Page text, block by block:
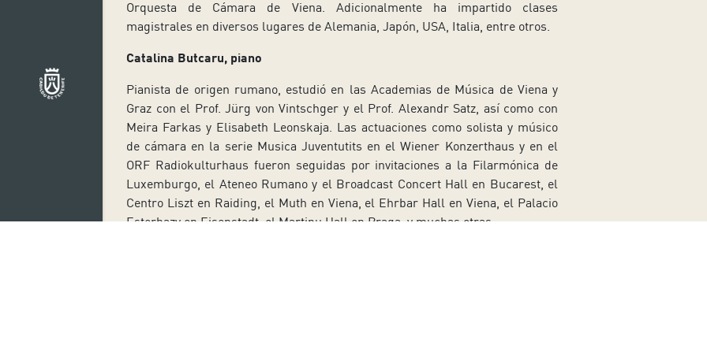
Orquesta de Cámara de Viena. Adicionalmente ha impartido clases
magistrales en diversos lugares de Alemania, Japón, USA, Italia, entre otros.
Catalina Butcaru, piano
Pianista de origen rumano, estudió en las Academias de Música de Viena y
Graz con el Prof. Jürg von Vintschger y el Prof. Alexandr Satz, así como con
Meira Farkas y Elisabeth Leonskaja. Las actuaciones como solista y músico
de cámara en la serie Musica Juventutits en el Wiener Konzerthaus y en el
ORF Radiokulturhaus fueron seguidas por invitaciones a la Filarmónica de
Luxemburgo, el Ateneo Rumano y el Broadcast Concert Hall en Bucarest, el
Centro Liszt en Raiding, el Muth en Viena, el Ehrbar Hall en Viena, el Palacio
Esterhazy en Eisenstadt, el Martinu Hall en Praga, y muchas otras.